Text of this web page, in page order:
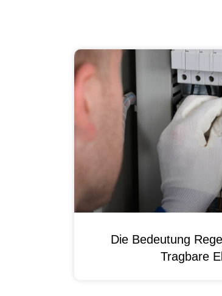
Die Bedeutung
Tragbare